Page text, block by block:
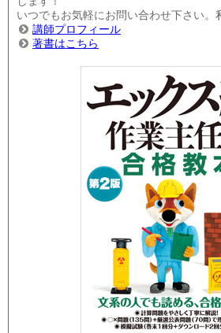
いつでもお気軽にお問い合わせ下さい。
講師プロフィール
著書はこちら